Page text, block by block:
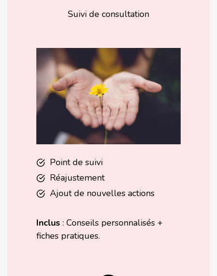
Suivi de consultation
Point de suivi
Réajustement
Ajout de nouvelles actions
Inclus : Conseils personnalisés +
fiches pratiques.